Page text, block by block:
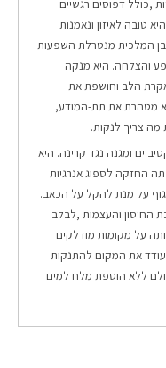
,כולל דפוסים רגשיים
טובה לאיזון ונאמנות
המלכית מנטרלת השפעות
והצלחה. היא מנקה
הלב וחושפת את
מטהרת את תת-המודע,
צריך לנקות.
ומגנה נגד קרינה. היא
החזקה לספוג אנרגיות
על מנת להקל על הכאב.
החיסון והעצמות ,לבלב
על מקומות מודלקים
את המקום להתנקות
ללא הוספת מלח למים